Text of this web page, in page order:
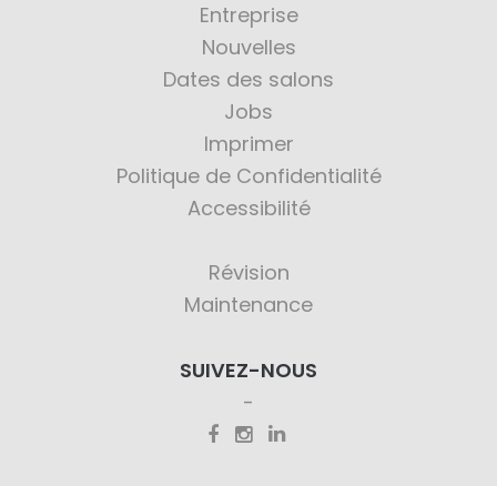
Entreprise
Nouvelles
Dates des salons
Jobs
Imprimer
Politique de Confidentialité
Accessibilité
Révision
Maintenance
SUIVEZ-NOUS